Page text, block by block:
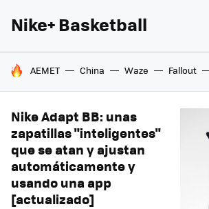
Nike+ Basketball
HOY SE HABLA DE
AEMET China Waze Fallout
Nike Adapt BB: unas
zapatillas "inteligentes"
que se atan y ajustan
automáticamente y
usando una app
[actualizado]